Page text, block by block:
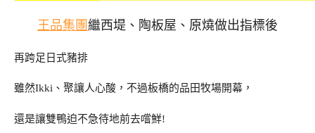
王品集團繼西堤、陶板屋、原燒做出指標後
再跨足日式豬排
雖然Ikki、聚讓人心酸，不過板橋的品田牧場開幕，
還是讓雙鴨迫不急待地前去嚐鮮!